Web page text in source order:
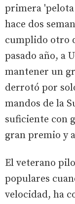
primera
hace dos
cumplido otro
pasado año, a
mantener un
derrotó por
mandos de la
suficiente con
gran premio y
El veterano
populares
velocidad, ha